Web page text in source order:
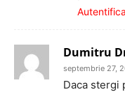
Dumitru
septembrie 27,
Daca stergi